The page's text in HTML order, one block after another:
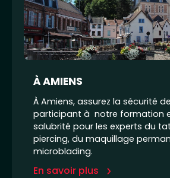
À AMIENS
À Amiens, assurez la sécurité
participant à notre formation
salubrité pour les experts du
piercing, du maquillage
microblading.
En savoir plus